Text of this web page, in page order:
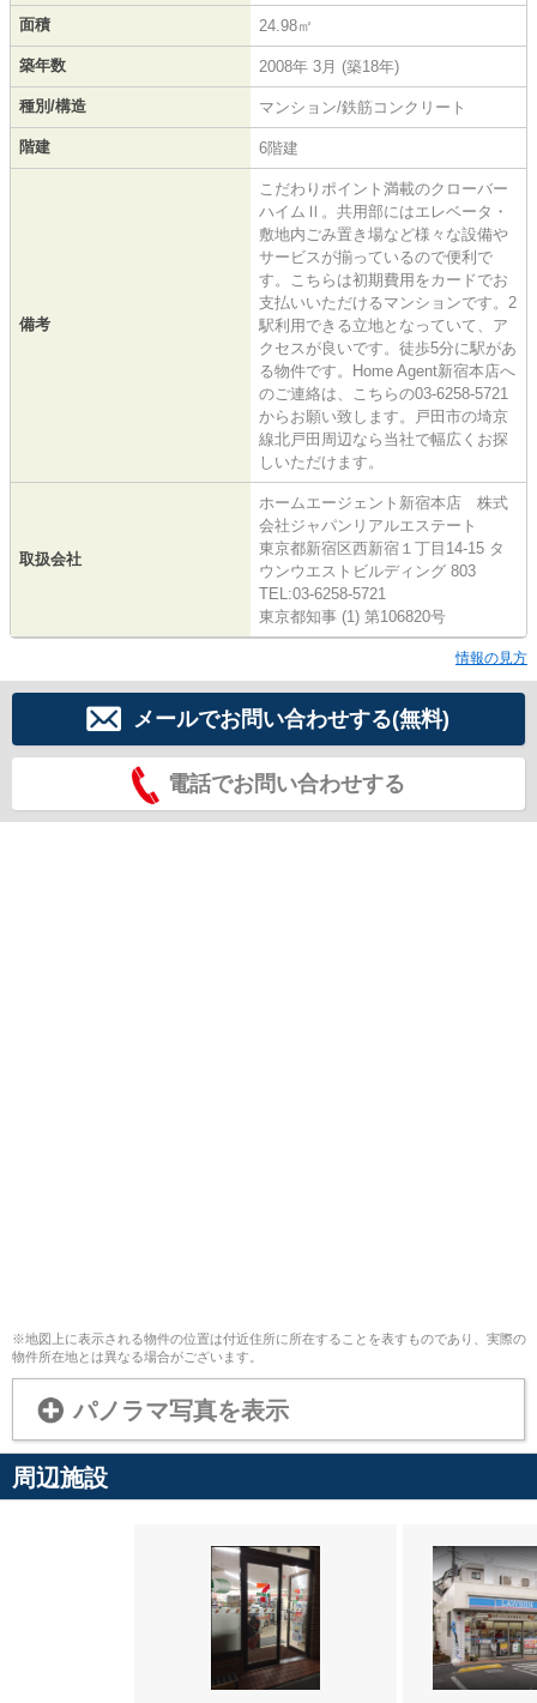
面積 24.98㎡
築年数 2008年 3月 (築18年)
種別/構造 マンション/鉄筋コンクリート
階建 6階建
備考
こだわりポイント満載のクローバー
ハイムⅡ。共用部にはエレベータ・
敷地内ごみ置き場など様々な設備や
サービスが揃っているので便利で
す。こちらは初期費用をカードでお
支払いいただけるマンションです。2
駅利用できる立地となっていて、ア
クセスが良いです。徒歩5分に駅があ
る物件です。Home Agent新宿本店へ
のご連絡は、こちらの03-6258-5721
からお願い致します。戸田市の埼京
線北戸田周辺なら当社で幅広くお探
しいただけます。
取扱会社
ホームエージェント新宿本店 株式
会社ジャパンリアルエステート
東京都新宿区西新宿１丁目14-15 タ
ウンウエストビルディング 803
TEL:03-6258-5721
東京都知事 (1) 第106820号
情報の見方
メールでお問い合わせする(無料)
電話でお問い合わせする
※地図上に表示される物件の位置は付近住所に所在することを表すものであり、実際の
物件所在地とは異なる場合がございます。
パノラマ写真を表示
周辺施設